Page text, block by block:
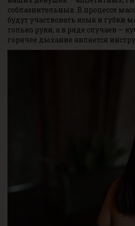
соблазнительных. В процессе
будут участвовать язык и губки
только руки, а в ряде случаев —
горячее дыхание является